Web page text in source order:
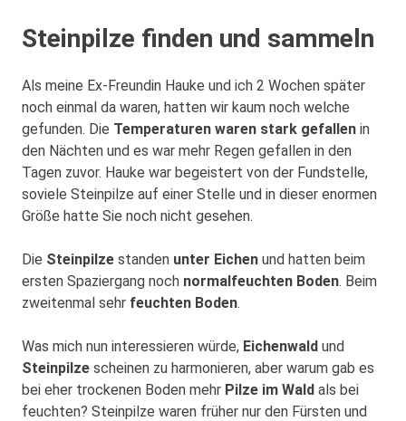
Steinpilze finden und sammeln
Als meine Ex-Freundin Hauke und ich 2 Wochen später
noch einmal da waren, hatten wir kaum noch welche
gefunden. Die Temperaturen waren stark gefallen in
den Nächten und es war mehr Regen gefallen in den
Tagen zuvor. Hauke war begeistert von der Fundstelle,
soviele Steinpilze auf einer Stelle und in dieser enormen
Größe hatte Sie noch nicht gesehen.
Die Steinpilze standen unter Eichen und hatten beim
ersten Spaziergang noch normalfeuchten Boden. Beim
zweitenmal sehr feuchten Boden.
Was mich nun interessieren würde, Eichenwald und
Steinpilze scheinen zu harmonieren, aber warum gab es
bei eher trockenen Boden mehr Pilze im Wald als bei
feuchten? Steinpilze waren früher nur den Fürsten und